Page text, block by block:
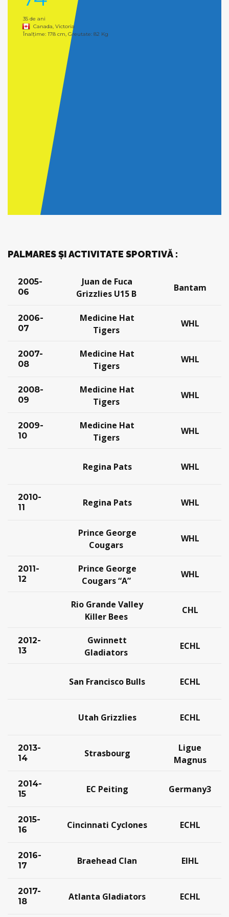
35 de ani
Canada, Victoria
Înalțime: 178 cm, Greutate: 82 Kg
PALMARES ȘI ACTIVITATE SPORTIVĂ :
2005-
06
Juan de Fuca
Grizzlies U15 B
Bantam
2006-
07
Medicine Hat
Tigers
WHL
2007-
08
Medicine Hat
Tigers
WHL
2008-
09
Medicine Hat
Tigers
WHL
2009-
10
Medicine Hat
Tigers
WHL
Regina Pats WHL
2010-
11
Regina Pats WHL
Prince George
Cougars
WHL
2011-
12
Prince George
Cougars “A”
WHL
Rio Grande Valley
Killer Bees
CHL
2012-
13
Gwinnett
Gladiators
ECHL
San Francisco Bulls ECHL
Utah Grizzlies ECHL
2013-
14
Strasbourg
Ligue
Magnus
2014-
15
EC Peiting Germany3
2015-
16
Cincinnati Cyclones ECHL
2016-
17
Braehead Clan EIHL
2017-
18
Atlanta Gladiators ECHL